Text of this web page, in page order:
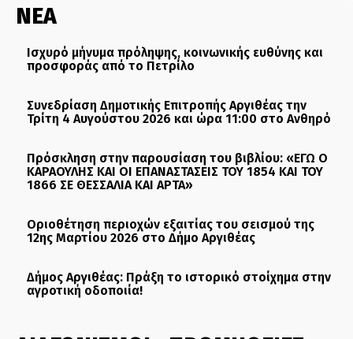
ΝΕΑ
Ισχυρό μήνυμα πρόληψης, κοινωνικής ευθύνης και
προσφοράς από το Πετρίλο
Συνεδρίαση Δημοτικής Επιτροπής Αργιθέας την
Τρίτη 4 Αυγούστου 2026 και ώρα 11:00 στο Ανθηρό
Πρόσκληση στην παρουσίαση του βιβλίου: «ΕΓΩ Ο
ΚΑΡΑΟΥΛΗΣ ΚΑΙ ΟΙ ΕΠΑΝΑΣΤΑΣΕΙΣ ΤΟΥ 1854 ΚΑΙ ΤΟΥ
1866 ΣΕ ΘΕΣΣΑΛΙΑ ΚΑΙ ΑΡΤΑ»
Οριοθέτηση περιοχών εξαιτίας του σεισμού της
12ης Μαρτίου 2026 στο Δήμο Αργιθέας
Δήμος Αργιθέας: Πράξη το ιστορικό στοίχημα στην
αγροτική οδοποιία!